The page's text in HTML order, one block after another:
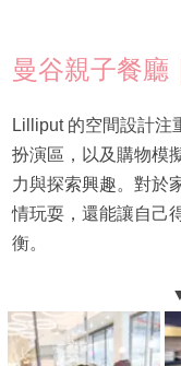
曼谷親子餐廳
Lilliput 的空間設計注
扮演區，以及購物模
力與探索興趣。對於
情玩耍，還能讓自己
衡。